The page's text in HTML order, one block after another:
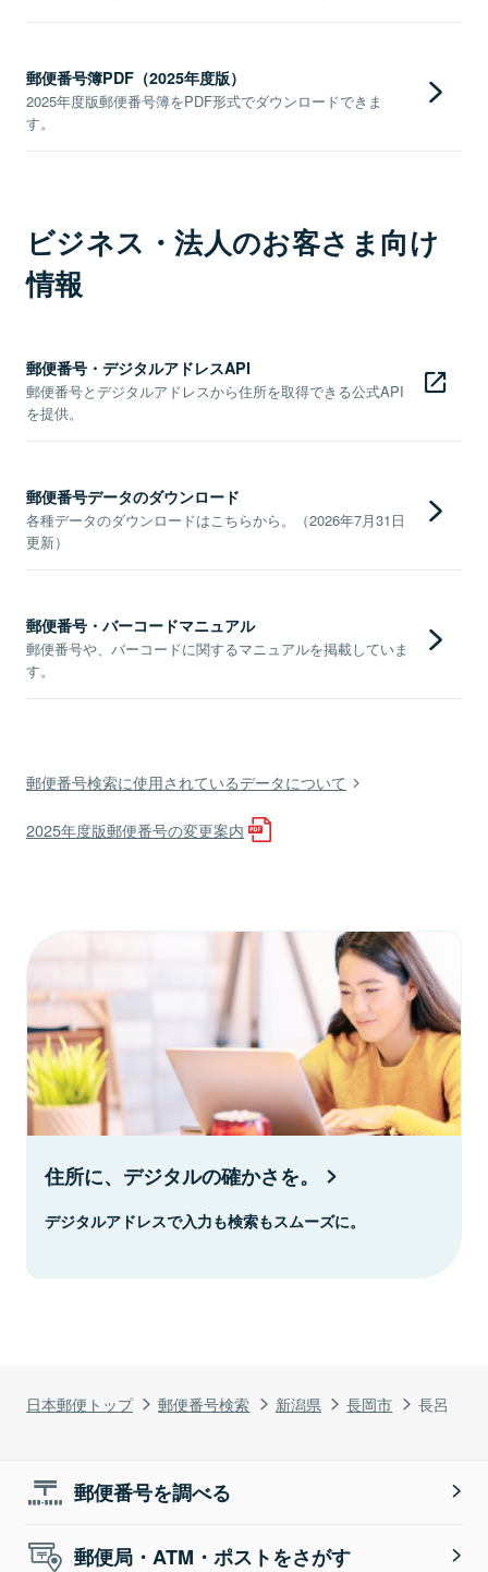
日本郵便トップ 郵便番号検索 新潟県 長岡市 長呂
郵便番号簿PDF（2025年度版）
2025年度版郵便番号簿をPDF形式でダウンロードできま
す。
ビジネス・法人のお客さま向け
情報
郵便番号・デジタルアドレスAPI
郵便番号とデジタルアドレスから住所を取得できる公式API
を提供。
郵便番号データのダウンロード
各種データのダウンロードはこちらから。（2026年7月31日
更新）
郵便番号・バーコードマニュアル
郵便番号や、バーコードに関するマニュアルを掲載していま
す。
郵便番号検索に使用されているデータについて
2025年度版郵便番号の変更案内
住所に、デジタルの確かさを。
デジタルアドレスで入力も検索もスムーズに。
郵便番号を調べる
郵便局・ATM・ポストをさがす